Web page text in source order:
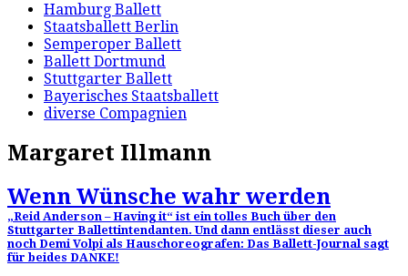
Hamburg Ballett
Staatsballett Berlin
Semperoper Ballett
Ballett Dortmund
Stuttgarter Ballett
Bayerisches Staatsballett
diverse Compagnien
Margaret Illmann
Wenn Wünsche wahr werden
„Reid Anderson – Having it“ ist ein tolles Buch über den
Stuttgarter Ballettintendanten. Und dann entlässt dieser auch
noch Demi Volpi als Hauschoreografen: Das Ballett-Journal sagt
für beides DANKE!